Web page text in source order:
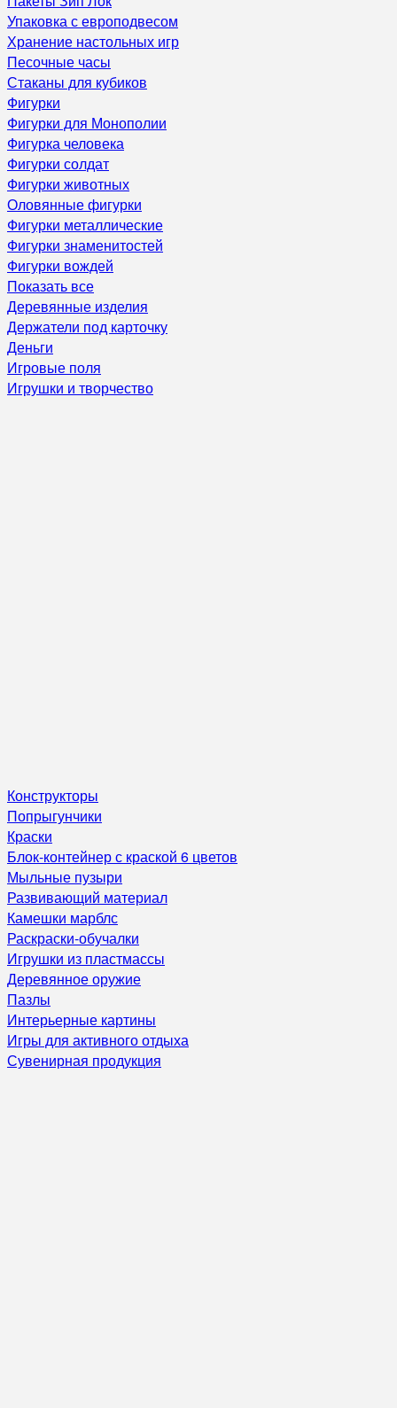
Упаковка с европодвесом
Хранение настольных игр
Песочные часы
Стаканы для кубиков
Фигурки
Фигурки для Монополии
Фигурка человека
Фигурки солдат
Фигурки животных
Оловянные фигурки
Фигурки металлические
Фигурки знаменитостей
Фигурки вождей
Показать все
Деревянные изделия
Держатели под карточку
Деньги
Игровые поля
Игрушки и творчество
Конструкторы
Попрыгунчики
Краски
Блок-контейнер с краской 6 цветов
Мыльные пузыри
Развивающий материал
Камешки марблс
Раскраски-обучалки
Игрушки из пластмассы
Деревянное оружие
Пазлы
Интерьерные картины
Игры для активного отдыха
Сувенирная продукция